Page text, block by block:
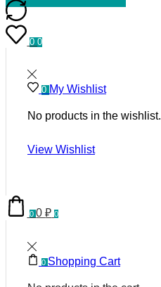
00
0 My Wishlist
No products in the wishlist.
View Wishlist
00₽ 0
0 Shopping Cart